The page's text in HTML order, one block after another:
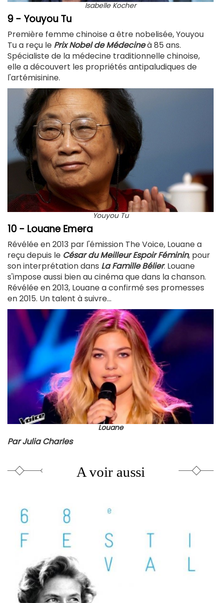
Isabelle Kocher
9 - Youyou Tu
Première femme chinoise a être nobelisée, Youyou
Tu a reçu le Prix Nobel de Médecineà 85 ans.
Spécialiste de la médecine traditionnelle chinoise,
elle a découvert les propriétés antipaludiques de
l'artémisinine.
Youyou Tu
10 - Louane Emera
Révélée en 2013 par l'émission The Voice, Louane a
reçu depuis le César du Meilleur Espoir Féminin, pour
son interprétation dans La Famille Bélier. Louane
s'impose aussi bien au cinéma que dans la chanson.
Révélée en 2013, Louane a confirmé ses promesses
en 2015. Un talent à suivre...
Louane
Par Julia Charles
A voir aussi